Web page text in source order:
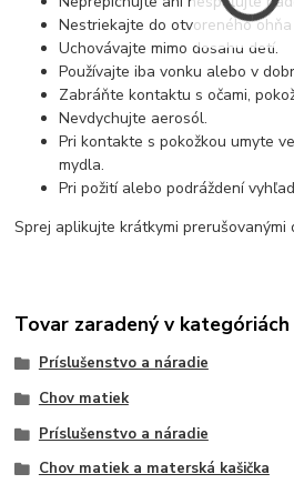
Nestriekajte do otvoreného
Uchovávajte mimo dosahu detí.
Používajte iba vonku alebo v
Zabráňte kontaktu s očami,
Nevdychujte aerosól.
Pri kontakte s pokožkou umyte
mydla.
Pri požití alebo podráždení
Sprej aplikujte krátkymi prerušovanými
Tovar zaradený v kategóriách
Príslušenstvo a náradie
Chov matiek
Príslušenstvo a náradie
Chov matiek a materská kašička